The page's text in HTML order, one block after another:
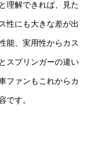
理解できれば、見た
性にも大きな差が出
能、実用性からカス
スプリンガーの違い
ファンもこれからカ
です。